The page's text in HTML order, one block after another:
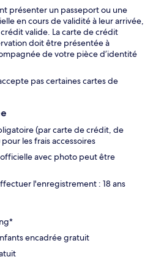
présenter un passeport ou une
en cours de validité à leur arrivée,
valide. La carte de crédit
doit être présentée à
de votre pièce d’identité
pas certaines cartes de
(par carte de crédit, de
les frais accessoires
avec photo peut être
l'enregistrement : 18 ans
encadrée gratuit